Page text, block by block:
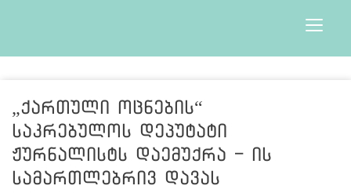
Toggle
„ქართული ოცნების“
საკრებულოს დეპუტატი
ჟურნალისტს დაემუქრა - ის
სამართლებრივ დავას